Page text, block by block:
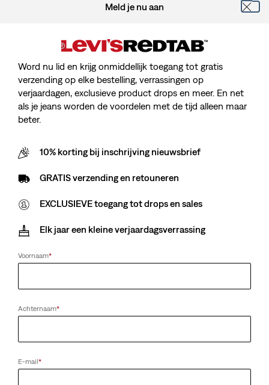
Sorry, We Kunnen De Pagina Die
Sorry voor het ongemak. Probeer het later nog eens.
Meld je nu aan
Word nu lid en krijg onmiddellijk toegang tot gratis
verzending op elke bestelling, verrassingen op
verjaardagen, exclusieve product drops en meer. En net
als je jeans worden de voordelen met de tijd alleen maar
beter.
10% korting bij inschrijving nieuwsbrief
GRATIS verzending en retouneren
EXCLUSIEVE toegang tot drops en sales
Elk jaar een kleine verjaardagsverrassing
Voornaam*
Achternaam*
E-mail*